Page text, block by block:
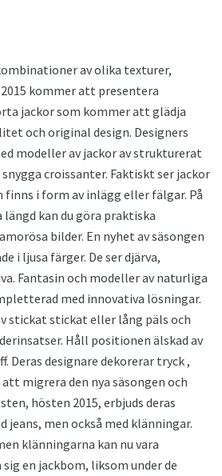
av olika texturer,
kommer att presentera
jackor som kommer att glädja
och original design. Designers
modeller av jackor av strukturerat
croissanter. Faktiskt ser jackor
finns i form av inlägg eller fälgar. På
kan du göra praktiska
bilder. En nyhet av säsongen
i ljusa färger. De ser djärva,
Fantasin och modeller av naturliga
med innovativa lösningar.
stickat stickat eller lång päls och
Håll positionen älskad av
Deras designare dekorerar tryck ,
migrera den nya säsongen och
hösten 2015, erbjuds deras
jeans, men också med klänningar.
klänningarna kan nu vara
en jackbom, liksom under de